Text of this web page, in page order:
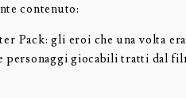
contenuto:
Pack: gli eroi che una volta
personaggi giocabili tratti dal